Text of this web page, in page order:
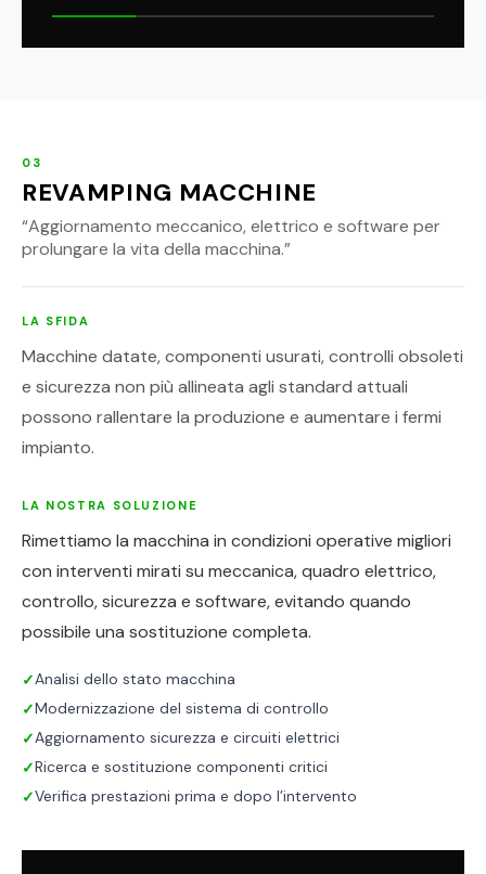
03
REVAMPING MACCHINE
“Aggiornamento meccanico, elettrico e software per
prolungare la vita della macchina.”
LA SFIDA
Macchine datate, componenti usurati, controlli obsoleti
e sicurezza non più allineata agli standard attuali
possono rallentare la produzione e aumentare i fermi
impianto.
LA NOSTRA SOLUZIONE
Rimettiamo la macchina in condizioni operative migliori
con interventi mirati su meccanica, quadro elettrico,
controllo, sicurezza e software, evitando quando
possibile una sostituzione completa.
✓Analisi dello stato macchina
✓Modernizzazione del sistema di controllo
✓Aggiornamento sicurezza e circuiti elettrici
✓Ricerca e sostituzione componenti critici
✓Verifica prestazioni prima e dopo l’intervento